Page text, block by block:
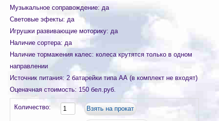
Музыкальное соправождение: да
Световые эфекты: да
Игрушки развивающие моторику: да
Наличие сортера: да
Наличие тормажения калес: колеса крутятся только в одном
направлении
Источник питания: 2 батарейки типа АА (в комплект не входят)
Оценачная стоимость: 150 бел.руб.
Количество: